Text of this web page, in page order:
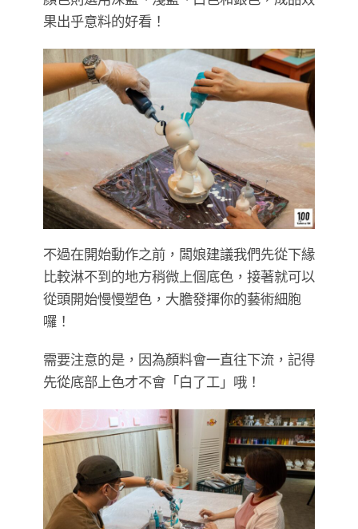
果出乎意料的好看！
不過在開始動作之前，闆娘建議我們先從下緣
比較淋不到的地方稍微上個底色，接著就可以
從頭開始慢慢塑色，大膽發揮你的藝術細胞
囉！
需要注意的是，因為顏料會一直往下流，記得
先從底部上色才不會「白了工」哦！